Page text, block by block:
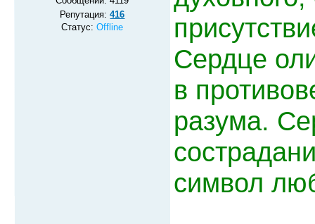
Репутация:416
Статус:Offline
Сердце
в
разума.
символ